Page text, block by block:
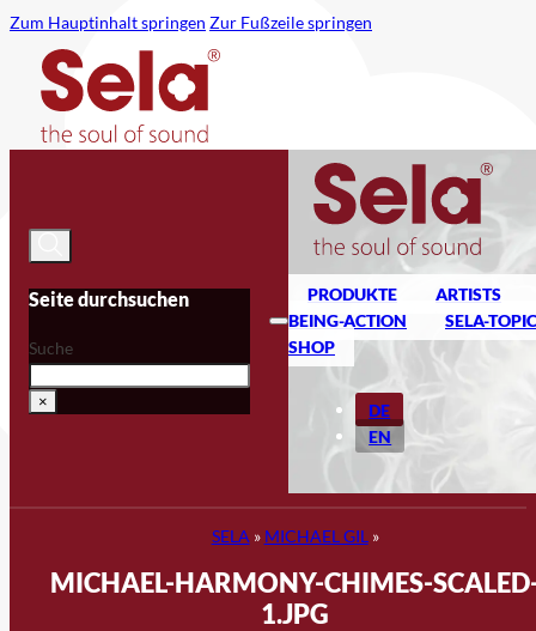
Zum Hauptinhalt springen Zur Fußzeile springen
Seite durchsuchen
Suche
×
PRODUKTE
ARTISTS
BEING-ACTION
SELA-
SHOP
DE
EN
SELA » MICHAEL GIL »
MICHAEL-HARMONY-CHIMES-
1.JPG